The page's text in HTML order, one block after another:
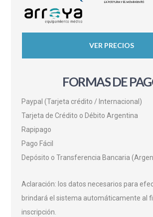
VER PRECIOS
FORMAS DE
Paypal (Tarjeta crédito / Internacional)
Tarjeta de Crédito o Débito Argentina
Rapipago
Pago Fácil
Depósito o Transferencia Bancaria
Aclaración: los datos necesarios para
brindará el sistema automáticamente al
inscripción.